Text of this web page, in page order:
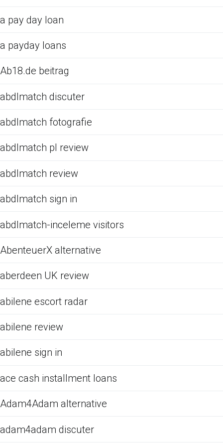
a pay day loan
a payday loans
Ab18.de beitrag
abdlmatch discuter
abdlmatch fotografie
abdlmatch pl review
abdlmatch review
abdlmatch sign in
abdlmatch-inceleme visitors
AbenteuerX alternative
aberdeen UK review
abilene escort radar
abilene review
abilene sign in
ace cash installment loans
Adam4Adam alternative
adam4adam discuter